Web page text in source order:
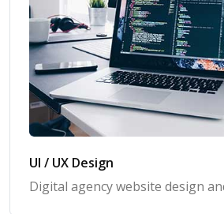
UI / UX Design
Digital agency website design